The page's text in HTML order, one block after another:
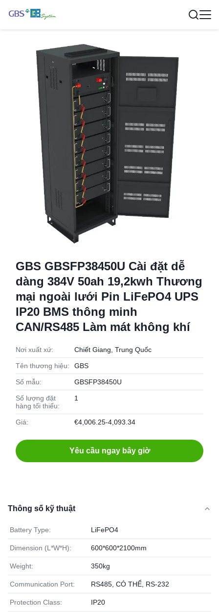
GBS GBSFP38450U Cài đặt dễ
dàng 384V 50ah 19,2kwh Thương
mại ngoài lưới Pin LiFePO4 UPS
IP20 BMS thông minh
CAN/RS485 Làm mát không khí
Nơi xuất xứ: Chiết Giang, Trung Quốc
Tên thương hiệu: GBS
Số mẫu: GBSFP38450U
Số lượng đặt
hàng tối thiểu:
1
Giá: €4,006.25-4,093.34
Yêu cầu ngay bây giờ
Thông số kỹ thuật
Battery Type: LiFePO4
Dimension (L*W*H): 600*600*2100mm
Weight: 350kg
Communication Port: RS485, CÓ THỂ, RS-232
Protection Class: IP20